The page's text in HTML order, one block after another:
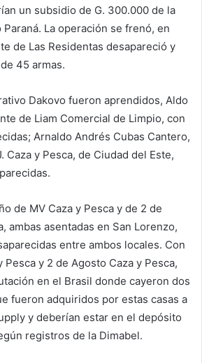
un subsidio de G. 300.000 de la
La operación se frenó, en
de Las Residentas desapareció y
45 armas.
Dakovo fueron aprendidos, Aldo
de Liam Comercial de Limpio, con
Arnaldo Andrés Cubas Cantero,
Caza y Pesca, de Ciudad del Este,
de MV Caza y Pesca y de 2 de
ambas asentadas en San Lorenzo,
entre ambos locales. Con
Pesca y 2 de Agosto Caza y Pesca,
en el Brasil donde cayeron dos
fueron adquiridos por estas casas a
y deberían estar en el depósito
registros de la Dimabel.